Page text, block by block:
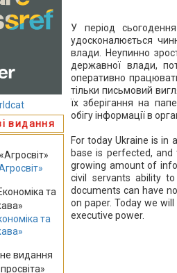
видання
та
У період
удосконалюється
влади. Неупинно
державної влади,
оперативно
тільки письмовий
їх зберігання на
обігу інформації в
For today Ukraine is in
base is perfected,
growing amount of
civil servants ability
documents can have
on paper. Today we
executive power.